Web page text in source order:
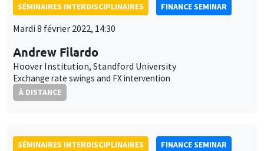
SÉMINAIRES INTERDISCIPLINAIRES FINANCE SEMINAR
Mardi 8 février 2022, 14:30
Andrew Filardo
Hoover Institution, Standford University
Exchange rate swings and FX intervention
À DISTANCE
SÉMINAIRES INTERDISCIPLINAIRES
FINANCE SEMINAR